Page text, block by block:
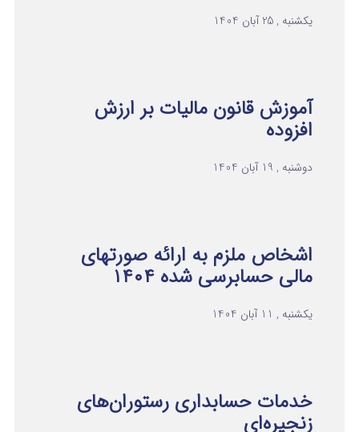
یکشنبه , 25 آبان 1404
آموزش قانون مالیات بر ارزش
افزوده
دوشنبه , 19 آبان 1404
اشخاص ملزم به ارائه صورتهای
مالی حسابرسی شده ۱۴۰۴
یکشنبه , 11 آبان 1404
خدمات حسابداری رستوران‌های
زنجیره‌ای